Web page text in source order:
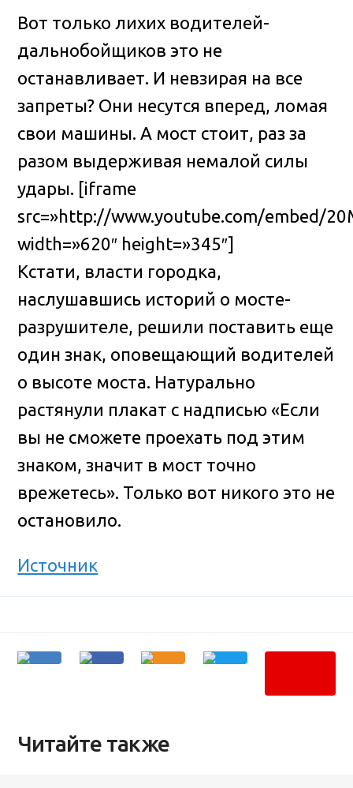
Вот только лихих водителей-
дальнобойщиков это не
останавливает. И невзирая на все
запреты? Они несутся вперед, ломая
свои машины. А мост стоит, раз за
разом выдерживая немалой силы
удары. [iframe
src=»http://www.youtube.com/embed/
width=»620″ height=»345″]
Кстати, власти городка,
наслушавшись историй о мосте-
разрушителе, решили поставить еще
один знак, оповещающий водителей
о высоте моста. Натурально
растянули плакат с надписью «Если
вы не сможете проехать под этим
знаком, значит в мост точно
врежетесь». Только вот никого это не
остановило.
Источник
Читайте также